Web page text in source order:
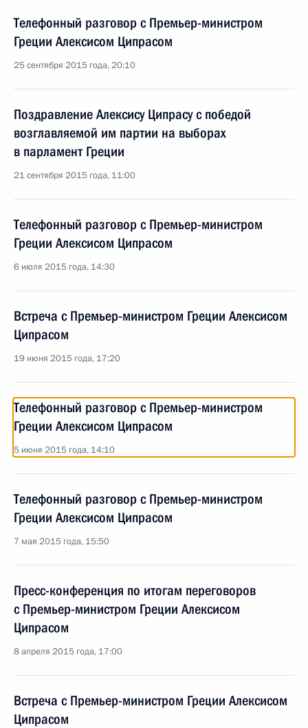
Телефонный разговор с Премьер-министром
Греции Алексисом Ципрасом
25 сентября 2015 года, 20:10
Поздравление Алексису Ципрасу с победой
возглавляемой им партии на выборах
в парламент Греции
21 сентября 2015 года, 11:00
Телефонный разговор с Премьер-министром
Греции Алексисом Ципрасом
6 июля 2015 года, 14:30
Встреча с Премьер-министром Греции Алексисом
Ципрасом
19 июня 2015 года, 17:20
Телефонный разговор с Премьер-министром
Греции Алексисом Ципрасом
5 июня 2015 года, 14:10
Телефонный разговор с Премьер-министром
Греции Алексисом Ципрасом
7 мая 2015 года, 15:50
Пресс-конференция по итогам переговоров
с Премьер-министром Греции Алексисом
Ципрасом
8 апреля 2015 года, 17:00
Встреча с Премьер-министром Греции Алексисом
Ципрасом